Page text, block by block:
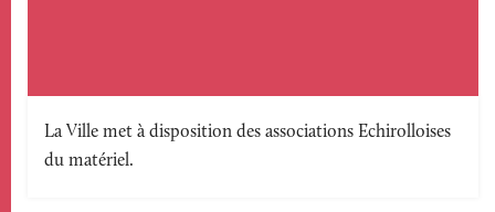
Texte
accroche
La Ville met à disposition des associations Echirolloises
du matériel.